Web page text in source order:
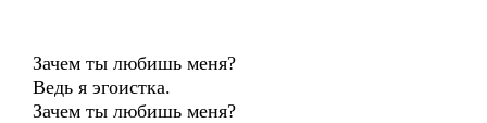
Зачем ты любишь меня?
Ведь я эгоистка.
Зачем ты любишь меня?